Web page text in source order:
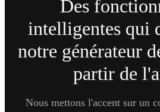
Des
intelligentes qui
notre générateur
partir de
Nous mettons l'accent sur un